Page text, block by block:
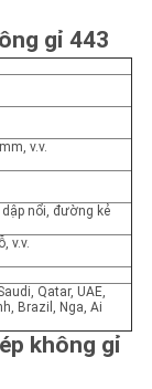
gỉ 443
v.v.
dập nổi, đường kẻ
v.v.
Qatar, UAE,
Brazil, Nga, Ai
không gỉ